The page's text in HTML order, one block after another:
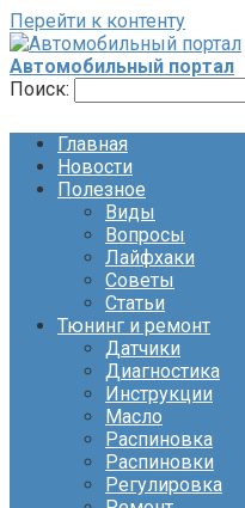
Перейти к контенту
Автомобильный портал
Поиск:
Главная
Новости
Полезное
Виды
Вопросы
Лайфхаки
Советы
Статьи
Тюнинг и ремонт
Датчики
Диагностика
Инструкции
Масло
Распиновка
Распиновки
Регулировка